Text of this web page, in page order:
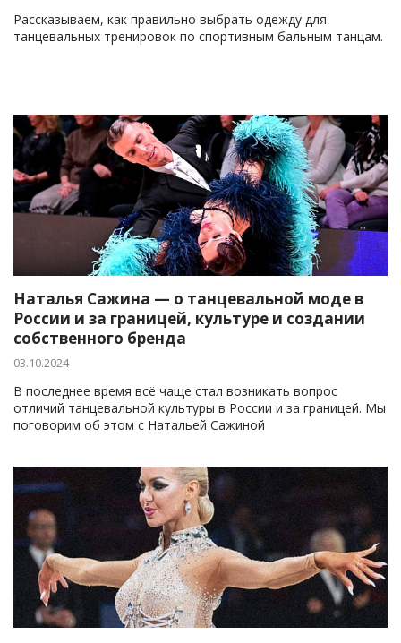
Рассказываем, как правильно выбрать одежду для
танцевальных тренировок по спортивным бальным танцам.
Наталья Сажина — о танцевальной моде в
России и за границей, культуре и создании
собственного бренда
03.10.2024
В последнее время всё чаще стал возникать вопрос
отличий танцевальной культуры в России и за границей. Мы
поговорим об этом с Натальей Сажиной